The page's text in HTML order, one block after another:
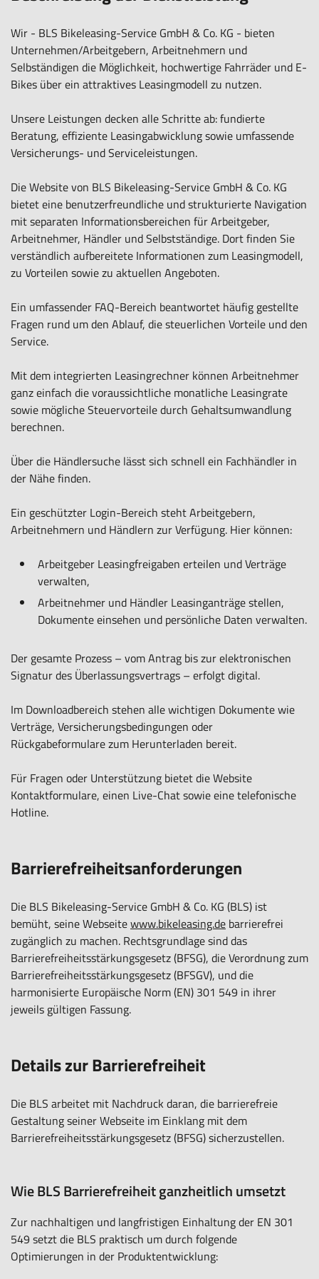
Wir - BLS Bikeleasing-Service GmbH & Co. KG - bieten
Unternehmen/Arbeitgebern, Arbeitnehmern und
Selbständigen die Möglichkeit, hochwertige Fahrräder und E-
Bikes über ein attraktives Leasingmodell zu nutzen.
Unsere Leistungen decken alle Schritte ab: fundierte
Beratung, effiziente Leasingabwicklung sowie umfassende
Versicherungs- und Serviceleistungen.
Die Website von BLS Bikeleasing-Service GmbH & Co. KG
bietet eine benutzerfreundliche und strukturierte Navigation
mit separaten Informationsbereichen für Arbeitgeber,
Arbeitnehmer, Händler und Selbstständige. Dort finden Sie
verständlich aufbereitete Informationen zum Leasingmodell,
zu Vorteilen sowie zu aktuellen Angeboten.
Ein umfassender FAQ-Bereich beantwortet häufig gestellte
Fragen rund um den Ablauf, die steuerlichen Vorteile und den
Service.
Mit dem integrierten Leasingrechner können Arbeitnehmer
ganz einfach die voraussichtliche monatliche Leasingrate
sowie mögliche Steuervorteile durch Gehaltsumwandlung
berechnen.
Über die Händlersuche lässt sich schnell ein Fachhändler in
der Nähe finden.
Ein geschützter Login-Bereich steht Arbeitgebern,
Arbeitnehmern und Händlern zur Verfügung. Hier können:
Arbeitgeber Leasingfreigaben erteilen und Verträge
verwalten,
Arbeitnehmer und Händler Leasinganträge stellen,
Dokumente einsehen und persönliche Daten verwalten.
Der gesamte Prozess – vom Antrag bis zur elektronischen
Signatur des Überlassungsvertrags – erfolgt digital.
Im Downloadbereich stehen alle wichtigen Dokumente wie
Verträge, Versicherungsbedingungen oder
Rückgabeformulare zum Herunterladen bereit.
Für Fragen oder Unterstützung bietet die Website
Kontaktformulare, einen Live-Chat sowie eine telefonische
Hotline.
Barrierefreiheitsanforderungen
Die BLS Bikeleasing-Service GmbH & Co. KG (BLS) ist
bemüht, seine Webseitewww.bikeleasing.de barrierefrei
zugänglich zu machen. Rechtsgrundlage sind das
Barrierefreiheitsstärkungsgesetz (BFSG), die Verordnung zum
Barrierefreiheitsstärkungsgesetz (BFSGV), und die
harmonisierte Europäische Norm (EN) 301 549 in ihrer
jeweils gültigen Fassung.
Details zur Barrierefreiheit
Die BLS arbeitet mit Nachdruck daran, die barrierefreie
Gestaltung seiner Webseite im Einklang mit dem
Barrierefreiheitsstärkungsgesetz (BFSG) sicherzustellen.
Wie BLS Barrierefreiheit ganzheitlich umsetzt
Zur nachhaltigen und langfristigen Einhaltung der EN 301
549 setzt die BLS praktisch um durch folgende
Optimierungen in der Produktentwicklung: